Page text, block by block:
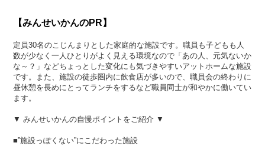
【みんせいかんのPR】
定員30名のこじんまりとした家庭的な施設です。職員も子どもも人
数が少なく一人ひとりがよく見える環境なので「あの人、元気ないか
な～？」などちょっとした変化にも気づきやすいアットホームな施設
です。また、施設の徒歩圏内に飲食店が多いので、職員会の終わりに
昼休憩を長めにとってランチをするなど職員同士が和やかに働いてい
ます。
▼ みんせいかんの自慢ポイントをご紹介 ▼
■”施設っぽくない”にこだわった施設